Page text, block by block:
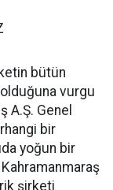
bütün
vurgu
A.Ş. Genel
bir
yoğun bir
Kahramanmaraş
şirketi